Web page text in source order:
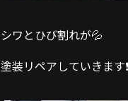
シワとひび割れが💦
塗装リペアしていきます❗